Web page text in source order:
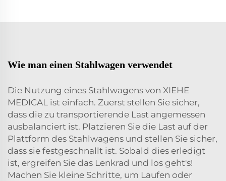
Wie man einen Stahlwagen verwendet
Die Nutzung eines Stahlwagens von XIEHE
MEDICAL ist einfach. Zuerst stellen Sie sicher,
dass die zu transportierende Last angemessen
ausbalanciert ist. Platzieren Sie die Last auf der
Plattform des Stahlwagens und stellen Sie sicher,
dass sie festgeschnallt ist. Sobald dies erledigt
ist, ergreifen Sie das Lenkrad und los geht's!
Machen Sie kleine Schritte, um Laufen oder